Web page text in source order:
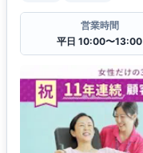
営業時間
平日 10:00〜13:00